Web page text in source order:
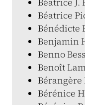
Béatrice
Bénédicte
Benjamin
Benno
Benoît
Bérangère
Bérénice